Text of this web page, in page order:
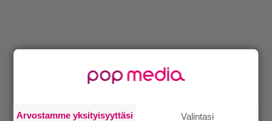
Arvostamme yksityisyyttäsi Valintasi